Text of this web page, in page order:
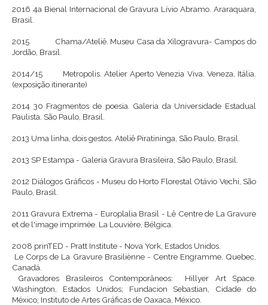
2016 4a Bienal Internacional de Gravura Lívio Abramo. Araraquara,
Brasil.
2015 Chama/Ateliê. Museu Casa da Xilogravura- Campos do
Jordão, Brasil.
2014/15 Metropolis. Atelier Aperto Venezia Viva. Veneza, Itália.
(exposição itinerante)
2014 30 Fragmentos de poesia. Galeria da Universidade Estadual
Paulista. São Paulo, Brasil.
2013 Uma linha, dois gestos. Ateliê Piratininga, São Paulo, Brasil.
2013 SP Estampa - Galeria Gravura Brasileira, São Paulo, Brasil.
2012 Diálogos Gráficos - Museu do Horto Florestal Otávio Vechi, São
Paulo, Brasil.
2011 Gravura Extrema - Europlalia Brasil - Lê Centre de La Gravure
et de l'image imprimée. La Louvière, Bélgica.
2008 prinTED - Pratt Institute - Nova York, Estados Unidos.
Le Corps de La Gravure Brasiliènne - Centre Engramme. Quebec,
Canadá.
Gravadores Brasileiros Contemporâneos: Hillyer Art Space.
Washington, Estados Unidos; Fundacion Sebastian, Cidade do
México; Instituto de Artes Gráficas de Oaxaca, México.